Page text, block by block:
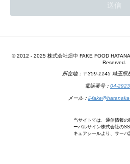
© 2012 - 2025 株式会社畑中 FAKE FOOD
Reserved.
所在地：〒359-1145 埼玉県
電話番号： 04-
メール： ii-
当サイトでは、通信情報
ーバルサイン株式会社の
キュアシールより、サーバ